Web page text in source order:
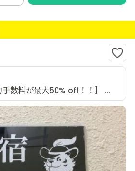
手数料が最大50% off！！】 ...